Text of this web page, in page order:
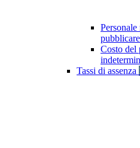
Costo del
Tassi di assenza